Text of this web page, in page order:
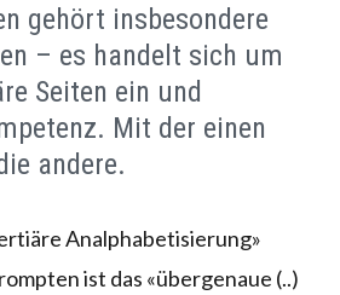
gehört insbesondere
– es handelt sich um
Seiten ein und
Mit der einen
andere.
Analphabetisierung»
ist das «übergenaue (..)